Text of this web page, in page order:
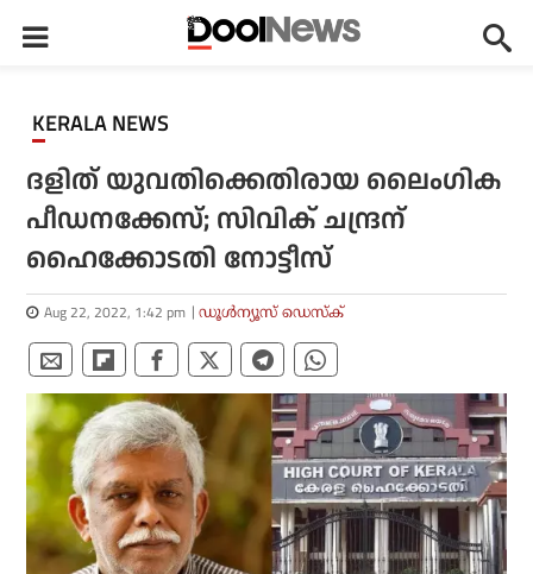
KERALA NEWS
ദളിത് യുവതിക്കെതിരായ ലൈംഗിക
പീഡനക്കേസ്; സിവിക് ചന്ദ്രന്
ഹൈക്കോടതി നോട്ടീസ്
Aug 22, 2022, 1:42 pm ഡൂള്‍ന്യൂസ് ഡെസ്‌ക്